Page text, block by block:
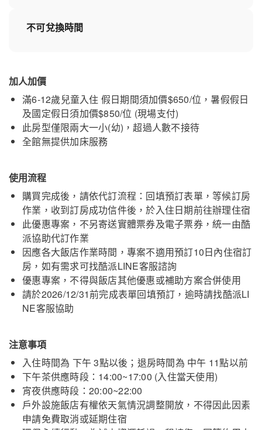
不可兌換時間
加人加價
滿6-12歲兒童入住 假日期間須加價$650/位，暑假假日
及國定假日須加價$850/位 (現場支付)
此房型僅限兩大一小(幼)，超過人數不接待
全館無提供加床服務
使用流程
購買完成後，請依代訂流程：回填預訂表單，等候訂房
作業，收到訂房成功信件後，於入住日期前往辦理住宿
此優惠專案，不另寄送實體票券及電子票券，統一由酷
派協助代訂作業
因應各大飯店作業時間，專案不適用預訂10日內住宿訂
房，如有需求可找酷派LINE客服諮詢
優惠專案，不得與飯店其他優惠或補助方案合併使用
請於2026/12/31前完成表單回填預訂，逾時請找酷派LI
NE客服協助
注意事項
入住時間為 下午 3點以後；退房時間為 中午 11點以前
下午茶供應時段：14:00~17:00 (入住當天使用)
宵夜供應時段：20:00~22:00
戶外設施飯店有權依天氣情況調整開放，不得因此因素
申請免費取消或延期住宿